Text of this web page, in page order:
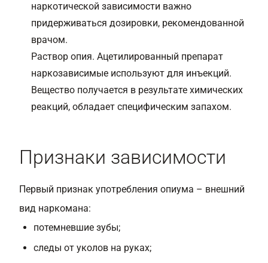
наркотической зависимости важно
придерживаться дозировки, рекомендованной
врачом.
Раствор опия. Ацетилированный препарат
наркозависимые используют для инъекций.
Вещество получается в результате химических
реакций, обладает специфическим запахом.
Признаки зависимости
Первый признак употребления опиума – внешний
вид наркомана:
потемневшие зубы;
следы от уколов на руках;